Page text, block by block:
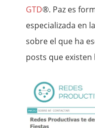
GTD®. Paz es
especializada en
sobre el que ha
posts que existen